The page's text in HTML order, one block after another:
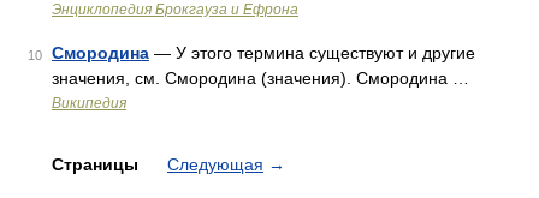
Энциклопедия Брокгауза и Ефрона
10 Смородина — У этого термина существуют и другие
значения, см. Смородина (значения). Смородина …
Википедия
Страницы Следующая →